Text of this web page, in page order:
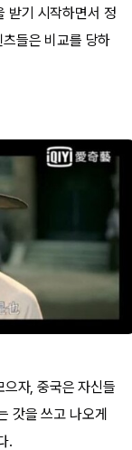
받기 시작하면서 정
들은 비교를 당하
자, 중국은 자신들
갓을 쓰고 나오게
.